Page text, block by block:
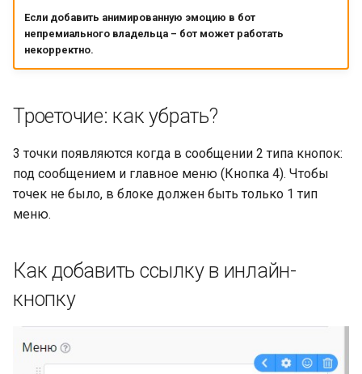
BotFather Telegram
LEADTEX. Конструктор
чат-ботов LEADTEX
Подключение бота к
сервису N8N
недвижимости в
Если добавить анимированную эмоцию в бот
непремиального владельца – бот может работать
некорректно.
Троеточие: как убрать?
3 точки появляются когда в сообщении 2 типа кнопок:
под сообщением и главное меню (Кнопка 4). Чтобы
точек не было, в блоке должен быть только 1 тип
меню.
Как добавить ссылку в инлайн-
кнопку